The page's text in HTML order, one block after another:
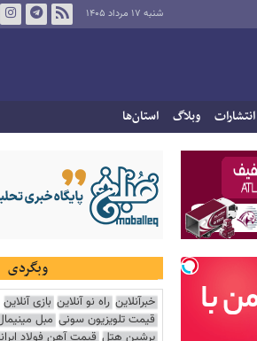
شنبه ۱۷ مرداد ۱۴۰۵
انتشارات وبلاگ استان‌ها
وبگردی
خبرآنلاین راه نو آنلاین بازی آنلاین
قیمت تلویزیون سونی مبل
پرشین هتل قیمت آهن فولاد